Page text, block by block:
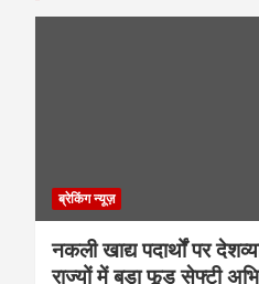
ब्रेकिंग न्यूज़
नकली खाद्य पदार्थों पर
राज्यों में बड़ा फूड सेफ्टी